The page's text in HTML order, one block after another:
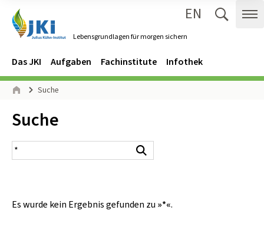
Lebensgrundlagen für morgen sichern
EN
Navigation
Hauptmenü
Das JKI Aufgaben Fachinstitute Infothek
Seitenpfad
Suche
Inhalt:
Suche
Suchergebnis
Es wurde kein Ergebnis gefunden zu »*«.